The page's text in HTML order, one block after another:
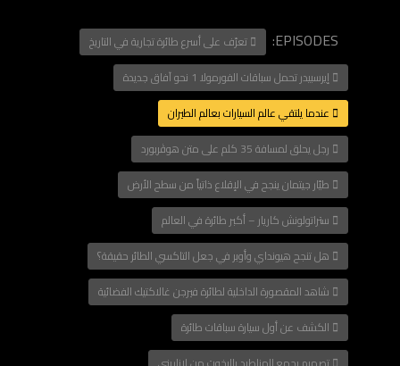
NOW PLAYING EPISODES:
تعرّف على أسرع طائرة تجارية في التاريخ
إيرسبيدر تحمل سباقات الفورمولا 1 نحو آفاق جديدة
عندما يلتقي عالم السيارات بعالم الطيران
رجل يحلق لمسافة 35 كلم على متن هوڤربورد
طيّار جيتمان ينجح في الإقلاع ذاتياً من سطح الأرض
ستراتولونش كاريار – أكبر طائرة في العالم
هل تنجح هيونداي وأوبر في جعل التاكسي الطائر حقيقة؟
شاهد المقصورة الداخلية لطائرة فيرجن غالاكتيك الفضائية
الكشف عن أول سيارة سباقات طائرة